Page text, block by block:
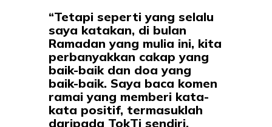
“Tetapi seperti yang selalu
saya katakan, di bulan
Ramadan yang mulia ini, kita
perbanyakkan cakap yang
baik-baik dan doa yang
baik-baik. Saya baca komen
ramai yang memberi kata-
kata positif, termasuklah
daripada TokTi sendiri.